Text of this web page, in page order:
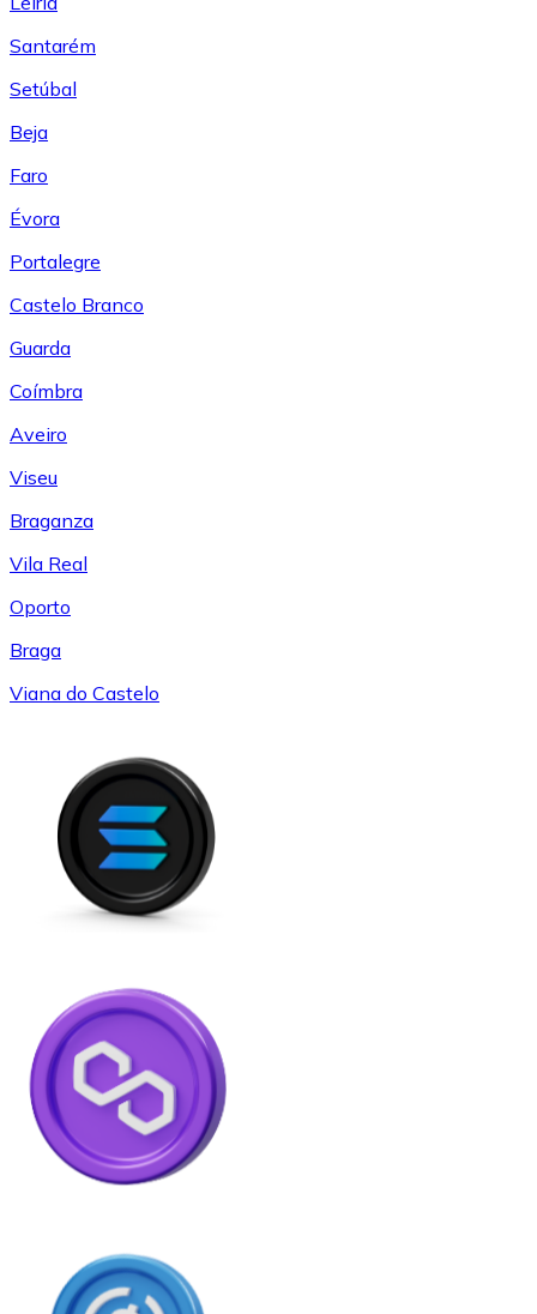
Santarém
Setúbal
Beja
Faro
Évora
Portalegre
Castelo Branco
Guarda
Coímbra
Aveiro
Viseu
Braganza
Vila Real
Oporto
Braga
Viana do Castelo